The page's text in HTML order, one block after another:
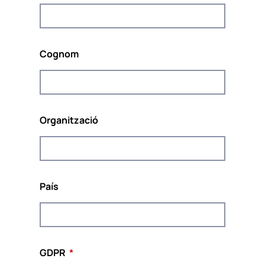
POUR LA SOLIDARITÉ – PLS, un organisme
europeu independent de pensament i amp; do
tank compromès a promoure la solidaritat i la
sostenibilitat a Europa.
Cofinançat pel Programa Drets, Igualtat i
El contingut d’aquest lloc web representa només les
La Comissió Europea no accepta cap responsabilitat per l’ús
Cognom
Organització
País
GDPR